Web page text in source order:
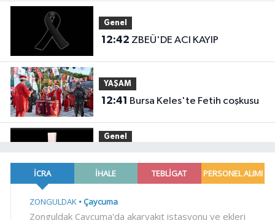
Genel
12:42 ZBEÜ'DE ACI KAYIP
YAŞAM
12:41 Bursa Keles'te Fetih coşkusu
Genel
SERT AÇIKLAMA
12:30DEÜ Hastanesi'nde büyük